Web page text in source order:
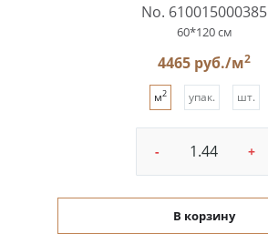
No. 610015000385
60*120 см
4465 руб./м2
м2 упак. шт.
- +
В корзину